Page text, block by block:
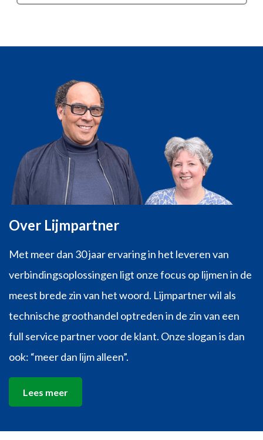
Over Lijmpartner
Met meer dan 30 jaar ervaring in het leveren van
verbindingsoplossingen ligt onze focus op lijmen in de
meest brede zin van het woord. Lijmpartner wil als
technische groothandel optreden in de zin van een
full service partner voor de klant. Onze slogan is dan
ook: “meer dan lijm alleen”.
Lees meer